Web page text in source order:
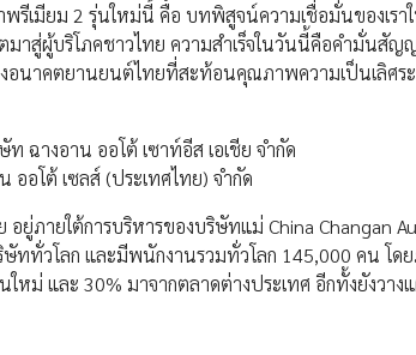
พรีเมียม 2 รุ่นใหม่นี้ คือ บทพิสูจน์ความเชื่อมั่นของเ
าสู่ผู้บริโภคชาวไทย ความสำเร็จในวันนี้คือคำมั่นสัญญ
อนาคตยานยนต์ไทยที่สะท้อนคุณภาพความเป็นเลิศร
ฉางอาน ออโต้ เซาท์อีส เอเชีย จำกัด
ออโต้ เซลส์ (ประเทศไทย) จำกัด
อยู่ภายใต้การบริหารของบริษัทแม่ China
ททั่วโลก และมีพนักงานรวมทั่วโลก 145,000 คน โด
หม่ และ 30% มาจากตลาดต่างประเทศ อีกทั้งยังวา